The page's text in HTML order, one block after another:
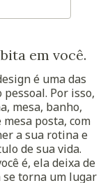
em você.
é uma das
Por isso,
mesa, banho,
posta, com
a sua rotina e
de sua vida.
é, ela deixa de
se torna um lugar